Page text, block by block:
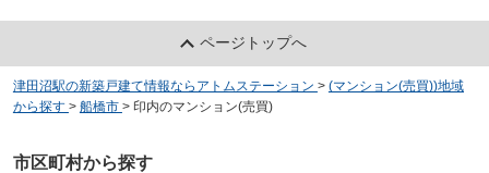
ページトップへ
津田沼駅の新築戸建て情報ならアトムステーション > (マンション(売買))地域
から探す > 船橋市 > 印内のマンション(売買)
市区町村から探す